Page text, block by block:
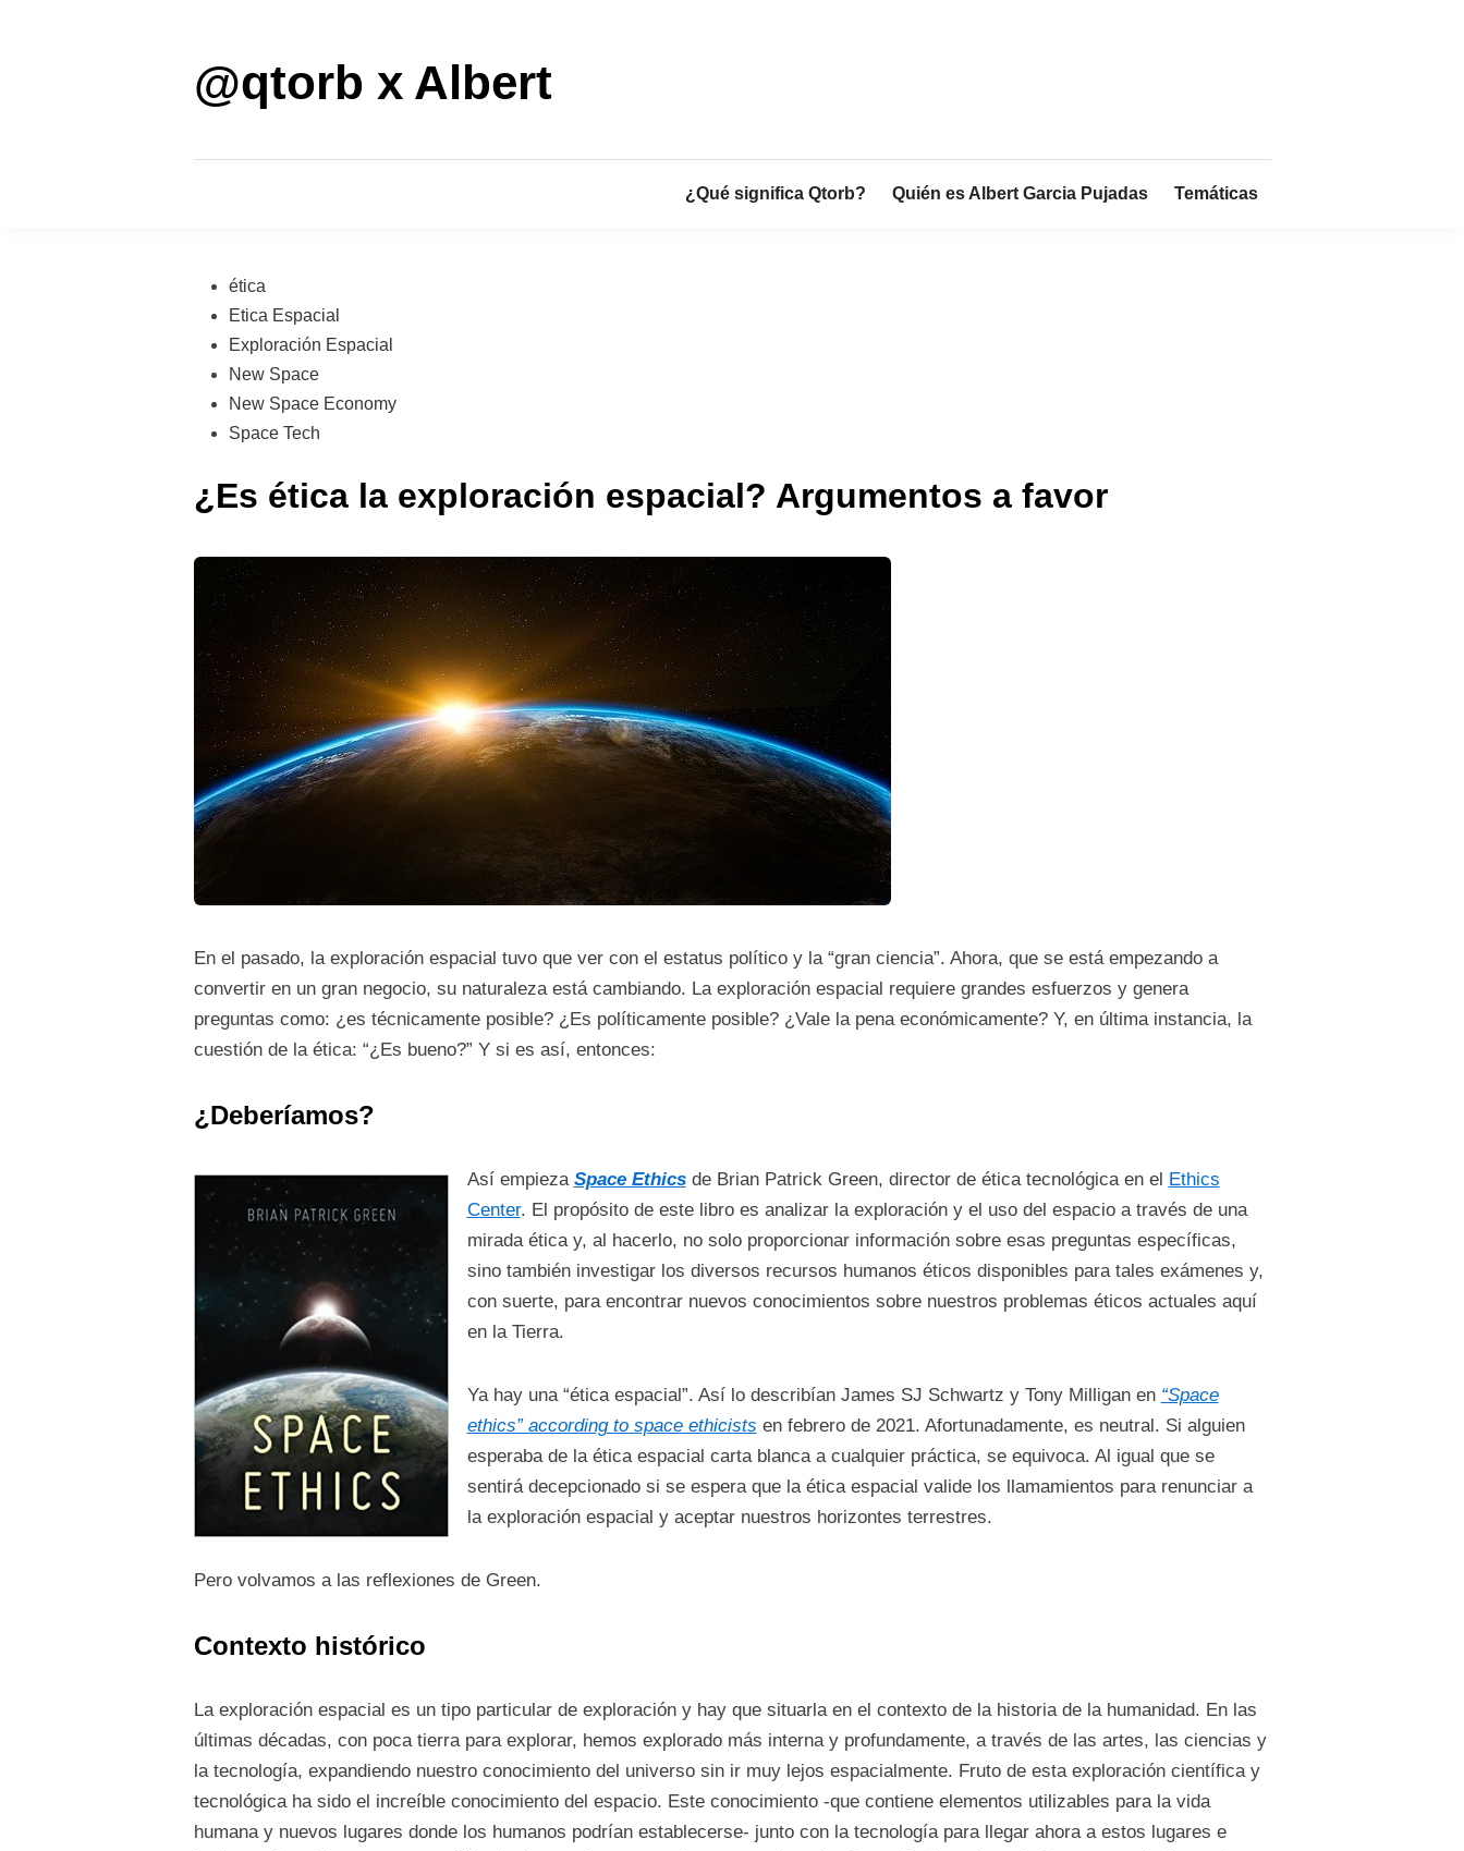
@qtorb x Albert
¿Qué significa Qtorb? Quién es Albert Garcia Pujadas Temáticas
Publicado
en
ética
Etica Espacial
Exploración Espacial
New Space
New Space Economy
Space Tech
¿Es ética la exploración espacial? Argumentos a favor
En el pasado, la exploración espacial tuvo que ver con el estatus político y la “gran ciencia”. Ahora, que se está empezando a
convertir en un gran negocio, su naturaleza está cambiando. La exploración espacial requiere grandes esfuerzos y genera
preguntas como: ¿es técnicamente posible? ¿Es políticamente posible? ¿Vale la pena económicamente? Y, en última instancia, la
cuestión de la ética: “¿Es bueno?” Y si es así, entonces:
¿Deberíamos?
Así empieza Space Ethicsde Brian Patrick Green, director de ética tecnológica en el Ethics
Center. El propósito de este libro es analizar la exploración y el uso del espacio a través de una
mirada ética y, al hacerlo, no solo proporcionar información sobre esas preguntas específicas,
sino también investigar los diversos recursos humanos éticos disponibles para tales exámenes y,
con suerte, para encontrar nuevos conocimientos sobre nuestros problemas éticos actuales aquí
en la Tierra.
Ya hay una “ética espacial”. Así lo describían James SJ Schwartz y Tony Milligan en “Space
ethics” according to space ethicists en febrero de 2021. Afortunadamente, es neutral. Si alguien
esperaba de la ética espacial carta blanca a cualquier práctica, se equivoca. Al igual que se
sentirá decepcionado si se espera que la ética espacial valide los llamamientos para renunciar a
la exploración espacial y aceptar nuestros horizontes terrestres.
Pero volvamos a las reflexiones de Green.
Contexto histórico
La exploración espacial es un tipo particular de exploración y hay que situarla en el contexto de la historia de la humanidad. En las
últimas décadas, con poca tierra para explorar, hemos explorado más interna y profundamente, a través de las artes, las ciencias y
la tecnología, expandiendo nuestro conocimiento del universo sin ir muy lejos espacialmente. Fruto de esta exploración científica y
tecnológica ha sido el increíble conocimiento del espacio. Este conocimiento -que contiene elementos utilizables para la vida
humana y nuevos lugares donde los humanos podrían establecerse- junto con la tecnología para llegar ahora a estos lugares e